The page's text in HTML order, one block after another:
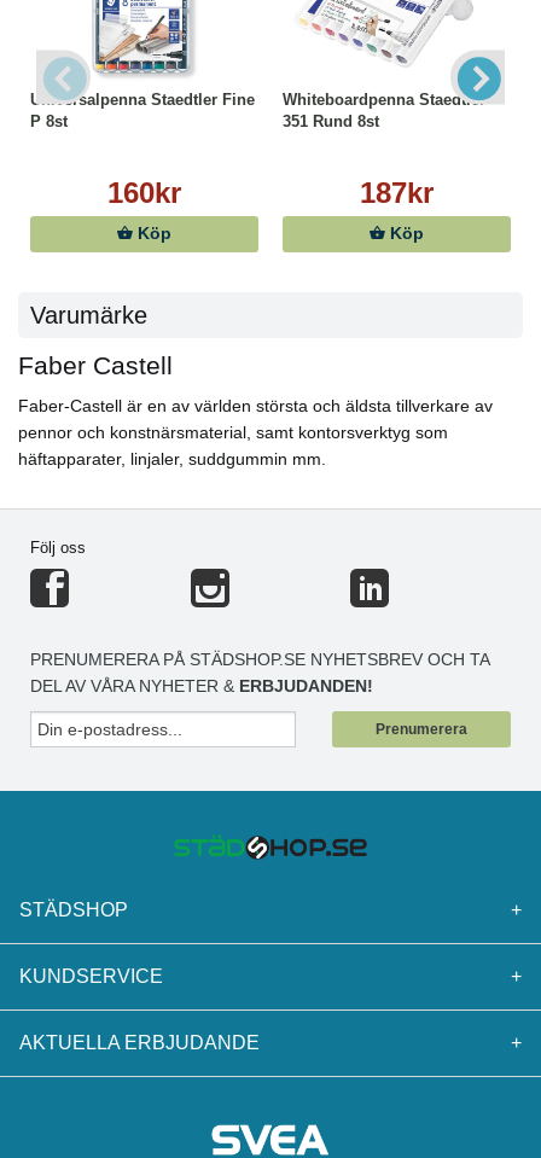
Universalpenna Staedtler Fine
P 8st
160kr
Köp
Whiteboardpenna Staedtler
351 Rund 8st
187kr
Köp
Varumärke
Faber Castell
Faber-Castell är en av världen största och äldsta tillverkare av
pennor och konstnärsmaterial, samt kontorsverktyg som
häftapparater, linjaler, suddgummin mm.
Följ oss
PRENUMERERA PÅ STÄDSHOP.SE NYHETSBREV OCH TA
DEL AV VÅRA NYHETER & ERBJUDANDEN!
Prenumerera
STÄDSHOP +
KUNDSERVICE +
AKTUELLA ERBJUDANDE +